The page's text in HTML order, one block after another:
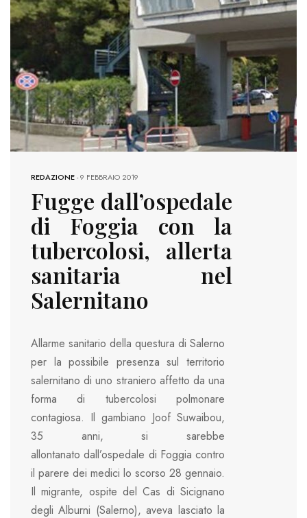
REDAZIONE-9 FEBBRAIO 2019
Fugge dall’ospedale
di Foggia con la
tubercolosi, allerta
sanitaria nel
Salernitano
Allarme sanitario della questura di Salerno
per la possibile presenza sul territorio
salernitano di uno straniero affetto da una
forma di tubercolosi polmonare
contagiosa. Il gambiano Joof Suwaibou,
35 anni, si sarebbe
allontanato dall’ospedale di Foggia contro
il parere dei medici lo scorso 28 gennaio.
Il migrante, ospite del Cas di Sicignano
degli Alburni (Salerno), aveva lasciato la